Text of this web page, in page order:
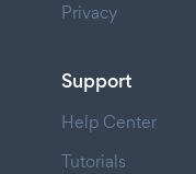
Privacy
Support
Help Center
Tutorials